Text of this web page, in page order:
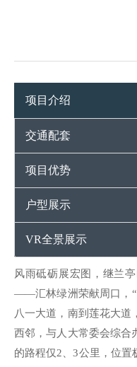
项目介绍
交通配套
项目优势
户型展示
VR全景展示
风雨砥砺展宏图，继兰
——汇林绿洲荣献周口，“
八一大道，南到莲花大道
西邻，与人大常委会综合
的路程仅2、3公里，位置